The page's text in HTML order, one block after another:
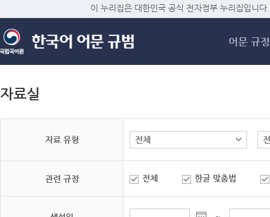
메
이 누리집은 대한민국 공식 전자정부 누리집입니다.
어문 규정
자료실
자료 유형
관련 규정 전체 한글 맞춤법